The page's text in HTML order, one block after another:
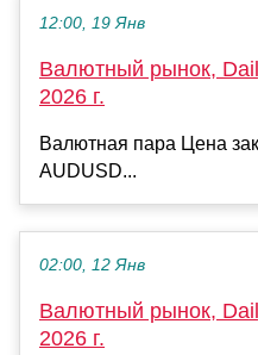
12:00, 19 Янв
Валютный рынок,
2026 г.
Валютная пара Цена
AUDUSD...
02:00, 12 Янв
Валютный рынок,
2026 г.